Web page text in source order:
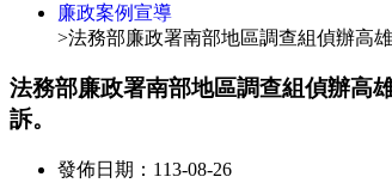
廉政案例宣導
>法務部廉政署南部地區調查組偵辦高
法務部廉政署南部地區調查組偵辦高
訴。
發佈日期：113-08-26